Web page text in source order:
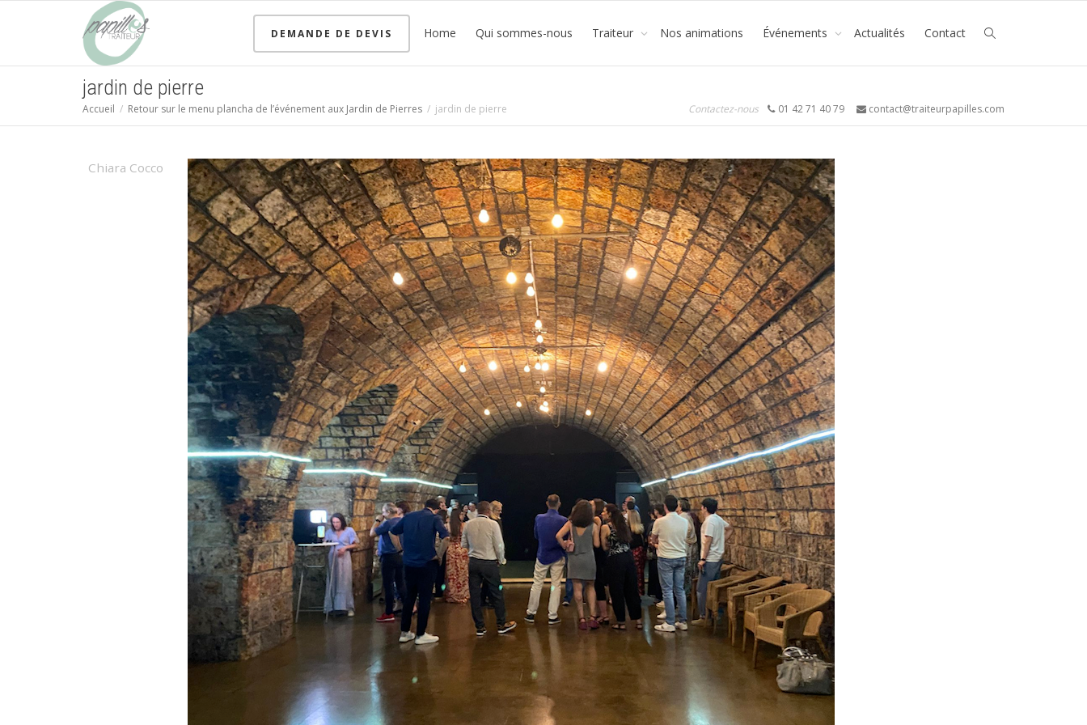
DEMANDE DE DEVIS Home Qui sommes-nous Traiteur Nos animations Événements Actualités Contact
jardin de pierre
Accueil Retour sur le menu plancha de l’événement aux Jardin de Pierres jardin de pierre Contactez-nous 01 42 71 40 79 contact@traiteurpapilles.com
Chiara Cocco